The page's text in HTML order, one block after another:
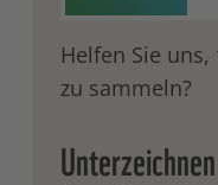
Helfen Sie uns,
zu sammeln?